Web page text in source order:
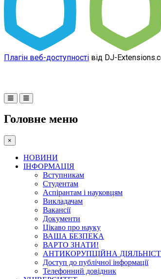
Плагін веб-доступності від DJ-
Головне меню
×
НОВИНИ
ІНФОРМАЦІЯ
Вступникам
Студентам
Аспірантам і науковцям
Викладачам
Вакансії
Документи
Цікаво про науку
ВАША БЕЗПЕКА
ВАРТО ЗНАТИ!
АНТИКОРУПЦІЙНА
Доступ до публічної інформації
Телефонний довідник